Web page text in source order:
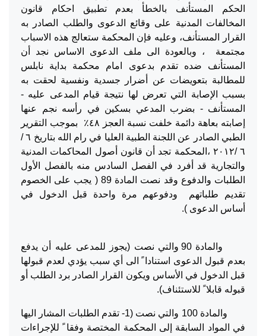
الحكم المستأنف بالخطأ بعدم تطبيق احكام قانون
المخالفات المدنية على وقائع الدعوى والطلب الصادر به
القرار المستأنف، وعليه فإن المحكمة ستعالج هذه الاسباب
مجتمعة ، وبالعودة الى ملف الدعوى الاساس نجد أن
المستأنف ضده تقدم بدعوى امام محكمة بداية نابلس
للمطالبة بتعويضات عن أضرار جسدية ونفسية لحقت به
بسبب الإصابة التي تعرض لها نتيجة قيام المدعى عليه -
المستأنف - بضرب المدعي بسكين في رأسه نجم عنها
إصابته بعاهة دائمة خلفت نسبة العجز ٤٨٪ بموجب التقرير
الطبي الصادر عن اللجنة الطبية العليا في رام الله بتاريخ ٦ /
٦ /٢٠١٢ ،المحكمة تجد أن قانون أصول المحاكمات المدنية
والتجارية قد أفرد في الفصل السادس منه بالفصل الأول
الطلبات والدفوع وقد نصت المادة 89 ( يجب على الخصوم
تقديم طلباتهم ودفوعهم مرة واحدة قبل الدخول في
أساس الدعوى ).
والمادة 90 والتي نصت (يجوز للمدعى عليه أن يدفع
بعدم قبول الدعوى استنادا ً الى أي سبب يؤدي لعدم قبولها
قبل الدخول في الأساس ويكون القرار الصادر برد الطلب أو
قبوله قابلا ً للاستئناف).
والمادة 100 والتي نصت (1- تقدم الطلبات المشار اليها
في المواد السابقة إلى المحكمة المختصة وفقا ً للإجراءات